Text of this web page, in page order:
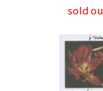
sold